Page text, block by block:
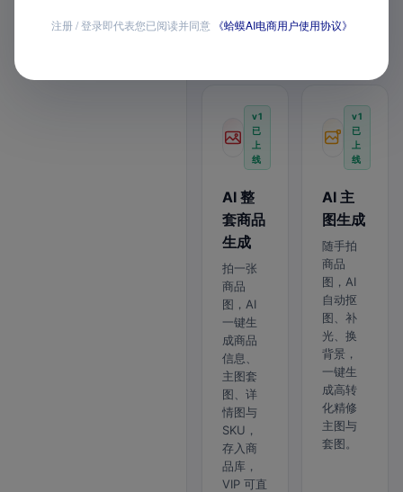
全部模块均已开放
v1
已
上
线
AI 整
套商品
生成
拍一张
商品
图，AI
一键生
成商品
信息、
主图套
图、详
情图与
SKU，
存入商
品库，
VIP 可直
v1
已
上
线
AI 主
图生成
随手拍
商品
图，AI
自动抠
图、补
光、换
背景，
一键生
成高转
化精修
主图与
套图。
注册 / 登录即代表您已阅读并同意 《蛤蟆AI电商用户使用协议》